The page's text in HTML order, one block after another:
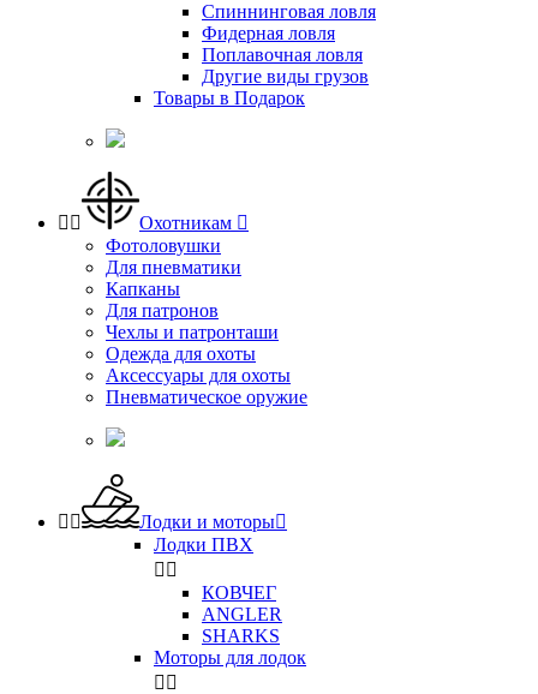
Спиннинговая ловля
Фидерная ловля
Поплавочная ловля
Другие виды грузов
Товары в Подарок
  Охотникам 
Фотоловушки
Для пневматики
Капканы
Для патронов
Чехлы и патронташи
Одежда для охоты
Аксессуары для охоты
Пневматическое оружие
  Лодки и моторы
Лодки ПВХ
 
КОВЧЕГ
ANGLER
SHARKS
Моторы для лодок
 